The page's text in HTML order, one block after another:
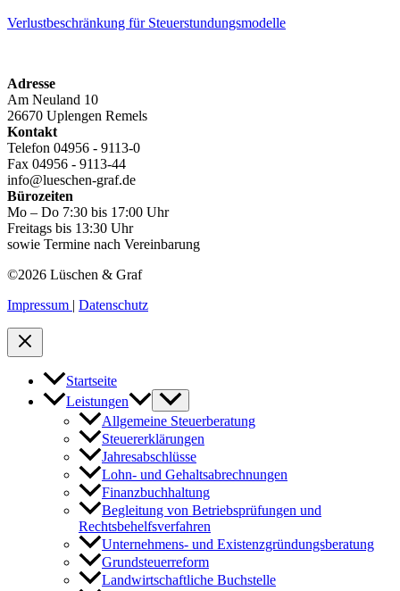
Verlustbeschränkung für Steuerstundungsmodelle
Adresse
Am Neuland 10
26670 Uplengen Remels
Kontakt
Telefon 04956 - 9113-0
Fax 04956 - 9113-44
info@lueschen-graf.de
Bürozeiten
Mo – Do 7:30 bis 17:00 Uhr
Freitags bis 13:30 Uhr
sowie Termine nach Vereinbarung
©2026 Lüschen & Graf
Impressum | Datenschutz
Startseite
Leistungen
Allgemeine Steuerberatung
Steuererklärungen
Jahresabschlüsse
Lohn- und Gehaltsabrechnungen
Finanzbuchhaltung
Begleitung von Betriebsprüfungen und
Rechtsbehelfsverfahren
Unternehmens- und Existenzgründungsberatung
Grundsteuerreform
Landwirtschaftliche Buchstelle